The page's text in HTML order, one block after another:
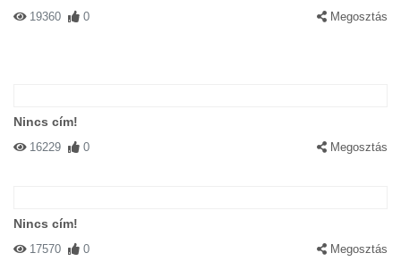
19360 0 Megosztás
Nincs cím!
16229 0 Megosztás
Nincs cím!
17570 0 Megosztás